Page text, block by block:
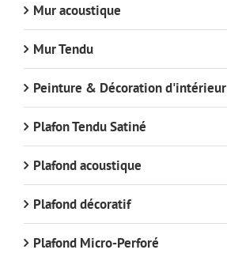
Mur acoustique
Mur Tendu
Peinture & Décoration d'intérieur
Plafon Tendu Satiné
Plafond acoustique
Plafond décoratif
Plafond Micro-Perforé